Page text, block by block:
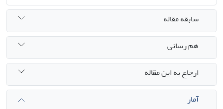
سابقه مقاله
هم رسانی
ارجاع به این مقاله
آمار